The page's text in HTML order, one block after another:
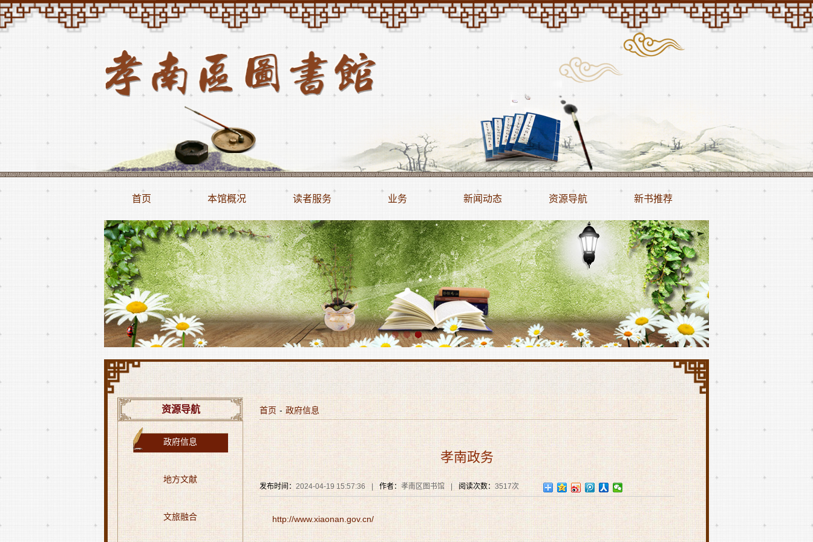
首页 本馆概况 读者服务 业务 新闻动态 资源导航 新书推荐
资源导航
政府信息
地方文献
文旅融合
首页 - 政府信息
孝南政务
发布时间： 2024-04-19 15:57:36 作者： 孝南区图书馆 阅读次数： 3517次
http://www.xiaonan.gov.cn/